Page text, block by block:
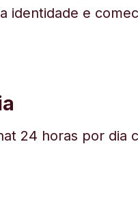
identidade e
24 horas por dia